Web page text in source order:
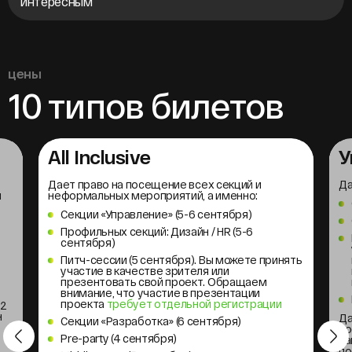
цены
10 типов билетов
All Inclusive
Дает право на посещение всех секций и
неформальных мероприятий, а именно:
Секции «Управление» (5-6 сентября)
Профильных секций: Дизайн / HR (5-6
сентября)
Питч-сессии (5 сентября). Вы можете принять
участие в качестве зрителя или
презентовать свой проект. Обращаем
внимание, что участие в презентации
проекта требует отдельной регистрации
Секции «Разработка» (6 сентября)
Pre-party (4 сентября)